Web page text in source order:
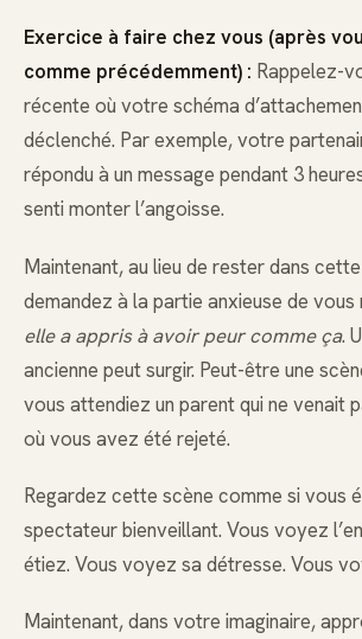
Exercice à faire chez vous (après
comme précédemment) : Rappelez-
récente où votre schéma
déclenché. Par exemple, votre
répondu à un message pendant 3
senti monter l’angoisse.
Maintenant, au lieu de rester dans
demandez à la partie anxieuse de
elle a appris à avoir peur comme ça.
ancienne peut surgir. Peut-être une
vous attendiez un parent qui ne venait
où vous avez été rejeté.
Regardez cette scène comme si vous
spectateur bienveillant. Vous voyez
étiez. Vous voyez sa détresse. Vous
Maintenant, dans votre imaginaire,